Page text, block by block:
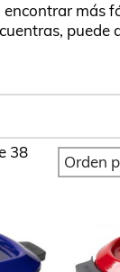
más
puede
38